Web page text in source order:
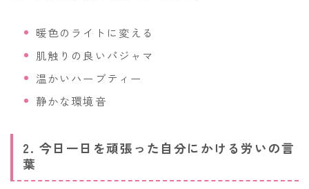
暖色のライトに変える
肌触りの良いパジャマ
温かいハーブティー
静かな環境音
2. 今日一日を頑張った自分にかける労いの言
葉